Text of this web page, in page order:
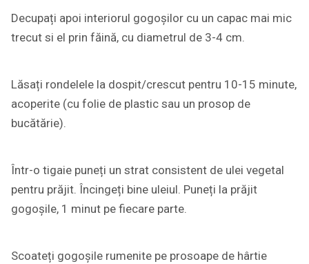
Decupați apoi interiorul gogoșilor cu un capac mai mic
trecut si el prin făină, cu diametrul de 3-4 cm.
Lăsați rondelele la dospit/crescut pentru 10-15 minute,
acoperite (cu folie de plastic sau un prosop de
bucătărie).
Într-o tigaie puneți un strat consistent de ulei vegetal
pentru prăjit. Încingeți bine uleiul. Puneți la prăjit
gogoșile, 1 minut pe fiecare parte.
Scoateți gogoșile rumenite pe prosoape de hârtie